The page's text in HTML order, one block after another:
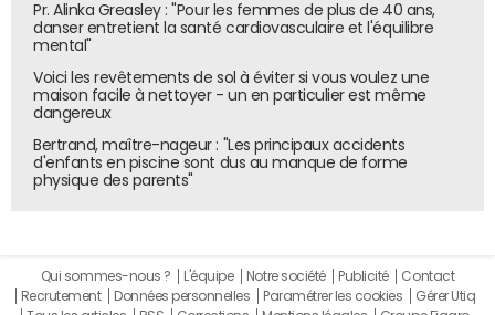
Pr. Alinka Greasley : "Pour les femmes de plus de 40 ans,
danser entretient la santé cardiovasculaire et l'équilibre
mental"
Voici les revêtements de sol à éviter si vous voulez une
maison facile à nettoyer - un en particulier est même
dangereux
Bertrand, maître-nageur : "Les principaux accidents
d'enfants en piscine sont dus au manque de forme
physique des parents"
Qui sommes-nous ? L'équipe Notre société Publicité
Contact
Recrutement
Données personnelles Paramétrer les cookies
Gérer Utiq